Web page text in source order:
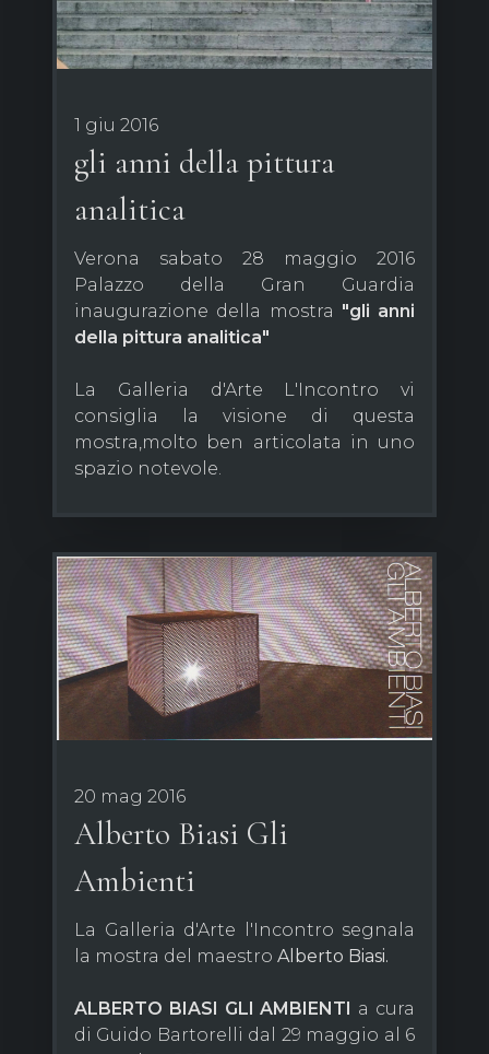
1 giu 2016
gli anni della pittura
analitica
Verona sabato 28 maggio 2016
Palazzo della Gran Guardia
inaugurazione della mostra "gli anni
della pittura analitica"
La Galleria d'Arte L'Incontro vi
consiglia la visione di questa
mostra,molto ben articolata in uno
spazio notevole.
20 mag 2016
Alberto Biasi Gli
Ambienti
La Galleria d'Arte l'Incontro segnala
la mostra del maestro Alberto Biasi.
ALBERTO BIASI GLI AMBIENTI a cura
di Guido Bartorelli dal 29 maggio al 6